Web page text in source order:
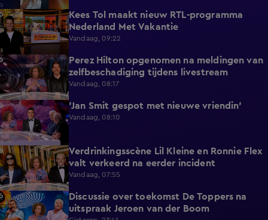
3:12
Kees Tol maakt nieuw RTL-programma
Nederland Met Vakantie
Vandaag, 09:22
3:42
Perez Hilton opgenomen na meldingen van
zelfbeschadiging tijdens livestream
Vandaag, 08:17
1:42 'Jan Smit gespot met nieuwe vriendin'
Vandaag, 08:10
4:12
Verdrinkingsscène Lil Kleine en Ronnie Flex
valt verkeerd na eerder incident
Vandaag, 07:55
1:48
Discussie over toekomst De Toppers na
uitspraak Jeroen van der Boom